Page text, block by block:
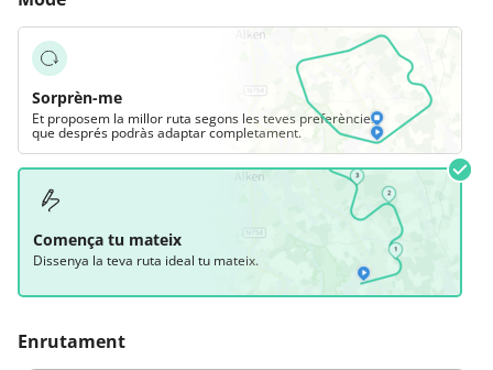
Sorprèn-me
Et proposem la millor ruta segons les teves preferències,
que després podràs adaptar completament.
Comença tu mateix
Dissenya la teva ruta ideal tu mateix.
Enrutament